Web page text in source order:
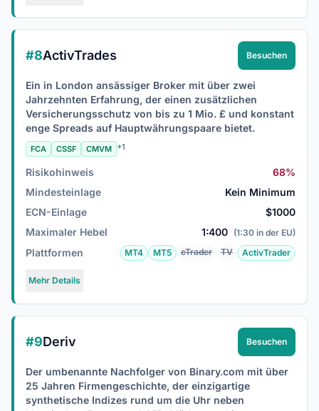
#8ActivTrades Besuchen
Ein in London ansässiger Broker mit über zwei
Jahrzehnten Erfahrung, der einen zusätzlichen
Versicherungsschutz von bis zu 1 Mio. £ und konstant
enge Spreads auf Hauptwährungspaare bietet.
FCA CSSF CMVM +1
Risikohinweis
68%
Mindesteinlage
Kein Minimum
ECN-Einlage
$1000
Maximaler Hebel
1:400 (1:30 in der EU)
Plattformen MT4 MT5 cTrader TV ActivTrader
Mehr Details
#9Deriv Besuchen
Der umbenannte Nachfolger von Binary.com mit über
25 Jahren Firmengeschichte, der einzigartige
synthetische Indizes rund um die Uhr neben